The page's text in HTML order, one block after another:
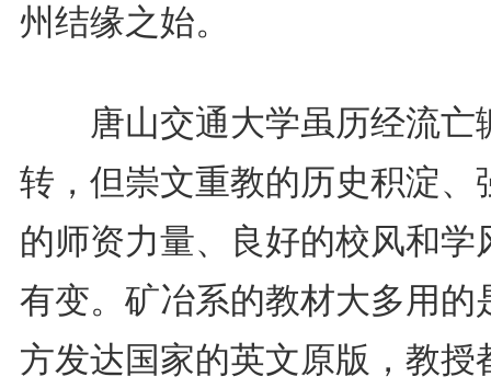
州结缘之始。
唐山交通大学虽历经流亡
转，但崇文重教的历史积淀、
的师资力量、良好的校风和学
有变。矿冶系的教材大多用的
方发达国家的英文原版，教授